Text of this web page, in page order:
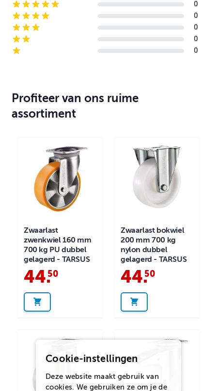
5-star reviews
0
4-star reviews
0
3-star reviews
0
2-star reviews
0
1-star reviews
0
Profiteer van ons ruime
assortiment
Zwaarlast
zwenkwiel 160 mm
700 kg PU dubbel
gelagerd - TARSUS
44.
50
Zwaarlast bokwiel
200 mm 700 kg
nylon dubbel
gelagerd - TARSUS
44.
50
Cookie-instellingen
Deze website maakt gebruik van
cookies. We gebruiken ze om je de